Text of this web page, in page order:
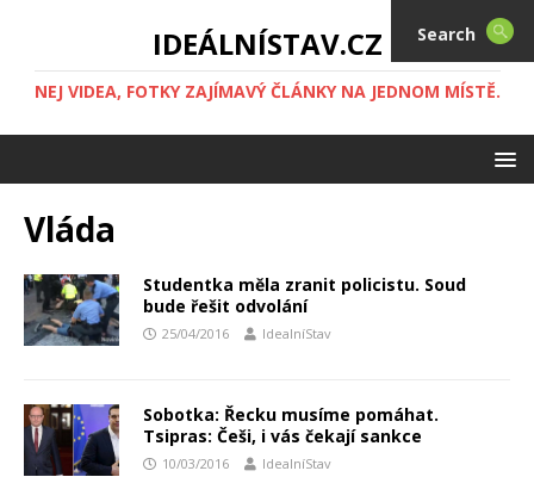
IDEÁLNÍSTAV.CZ
NEJ VIDEA, FOTKY ZAJÍMAVÝ ČLÁNKY NA JEDNOM MÍSTĚ.
Vláda
Studentka měla zranit policistu. Soud
bude řešit odvolání
25/04/2016 IdealníStav
Sobotka: Řecku musíme pomáhat.
Tsipras: Češi, i vás čekají sankce
10/03/2016 IdealníStav
Search